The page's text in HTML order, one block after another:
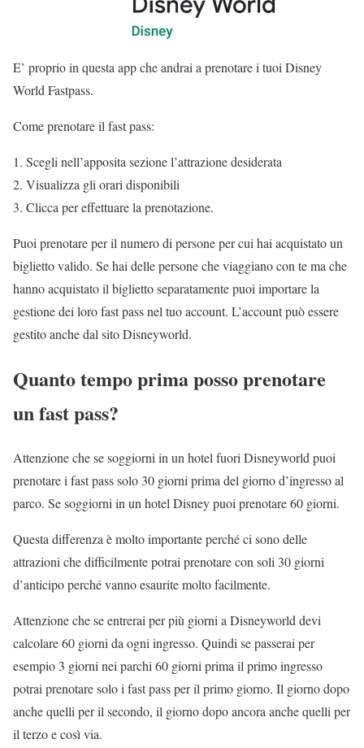
E’ proprio in questa app che andrai a prenotare i tuoi Disney
World Fastpass.
Come prenotare il fast pass:
Scegli nell’apposita sezione l’attrazione desiderata
Visualizza gli orari disponibili
Clicca per effettuare la prenotazione.
Puoi prenotare per il numero di persone per cui hai acquistato un
biglietto valido. Se hai delle persone che viaggiano con te ma che
hanno acquistato il biglietto separatamente puoi importare la
gestione dei loro fast pass nel tuo account. L’account può essere
gestito anche dal sito Disneyworld.
Quanto tempo prima posso prenotare
un fast pass?
Attenzione che se soggiorni in un hotel fuori Disneyworld puoi
prenotare i fast pass solo 30 giorni prima del giorno d’ingresso al
parco. Se soggiorni in un hotel Disney puoi prenotare 60 giorni.
Questa differenza è molto importante perché ci sono delle
attrazioni che difficilmente potrai prenotare con soli 30 giorni
d’anticipo perché vanno esaurite molto facilmente.
Attenzione che se entrerai per più giorni a Disneyworld devi
calcolare 60 giorni da ogni ingresso. Quindi se passerai per
esempio 3 giorni nei parchi 60 giorni prima il primo ingresso
potrai prenotare solo i fast pass per il primo giorno. Il giorno dopo
anche quelli per il secondo, il giorno dopo ancora anche quelli per
il terzo e così via.